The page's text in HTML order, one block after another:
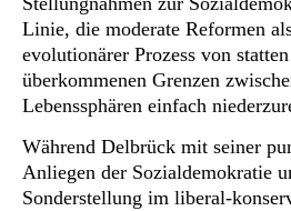
Linie, die moderate Reformen
evolutionärer Prozess von
überkommenen Grenzen
Lebenssphären einfach
Während Delbrück mit seiner
Anliegen der Sozialdemokratie
Sonderstellung im liberal-